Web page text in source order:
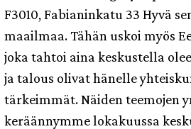
F3010, Fabianinkatu 33 Hyvä
maailmaa. Tähän uskoi myös
joka tahtoi aina keskustella
ja talous olivat hänelle
tärkeimmät. Näiden teemojen
keräännymme lokakuussa